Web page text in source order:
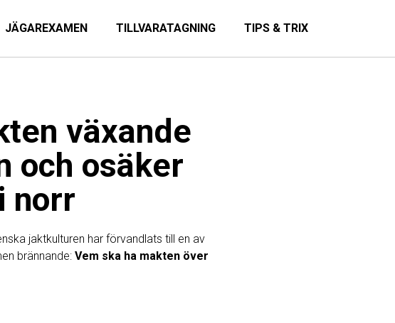
JÄGAREXAMEN TILLVARATAGNING TIPS & TRIX
växande
och osäker
norr
jaktkulturen har förvandlats till en av
brännande: Vem ska ha makten över